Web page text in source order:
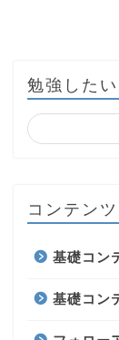
勉強した
コンテンツ
基礎コン
基礎コン